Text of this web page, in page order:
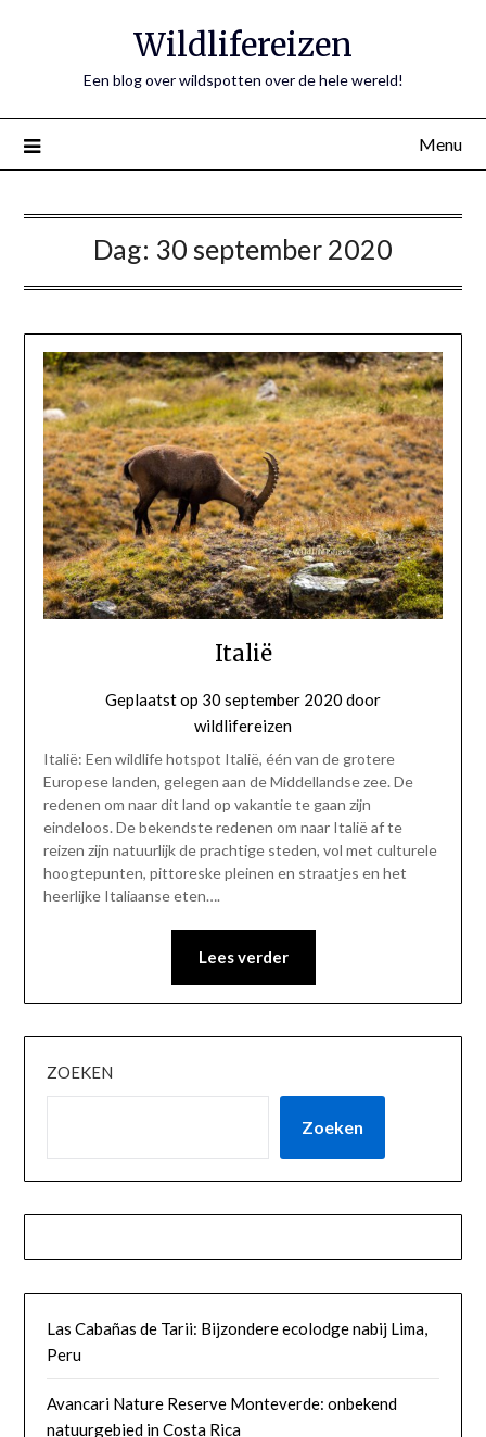
Wildlifereizen
Een blog over wildspotten over de hele wereld!
Menu
Dag: 30 september 2020
Italië
Geplaatst op 30 september 2020 door
wildlifereizen
Italië: Een wildlife hotspot Italië, één van de grotere
Europese landen, gelegen aan de Middellandse zee. De
redenen om naar dit land op vakantie te gaan zijn
eindeloos. De bekendste redenen om naar Italië af te
reizen zijn natuurlijk de prachtige steden, vol met culturele
hoogtepunten, pittoreske pleinen en straatjes en het
heerlijke Italiaanse eten….
Lees verder
ZOEKEN
Zoeken
Las Cabañas de Tarii: Bijzondere ecolodge nabij Lima,
Peru
Avancari Nature Reserve Monteverde: onbekend
natuurgebied in Costa Rica